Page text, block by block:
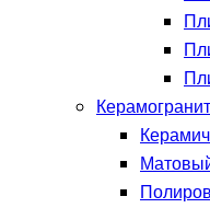
Керамогранит